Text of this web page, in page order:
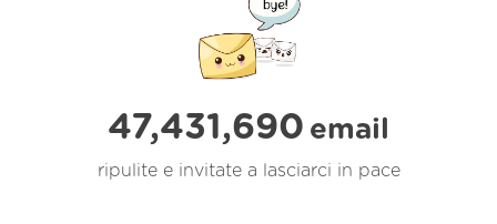
47,431,690 email
ripulite e invitate a lasciarci in pace